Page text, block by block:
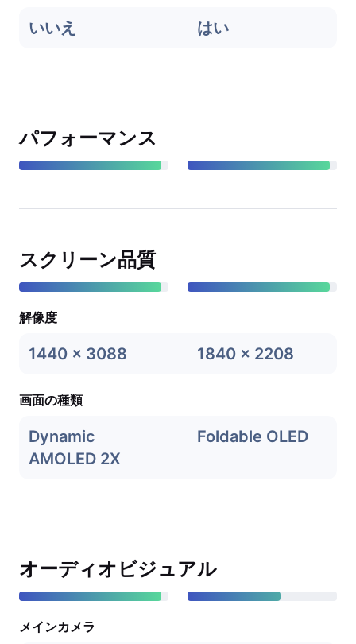
いいえ はい
パフォーマンス
スクリーン品質
解像度
1440 x 3088 1840 x 2208
画面の種類
Dynamic
AMOLED 2X
Foldable OLED
オーディオビジュアル
メインカメラ